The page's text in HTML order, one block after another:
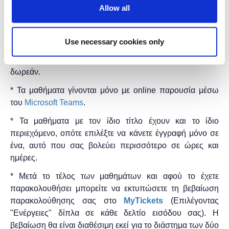
Allow all
Use necessary cookies only
την πρακτική εξάσκηση των συμμετεχόντων.
Διάρκεια προγράμματος:2 ώρες.
Η εκδήλωση γίνεταιμε την υποστήριξη της
"MicrosoftHellas"και ησυμμετοχή για το κοινό είναι
δωρεάν.
* Τα μαθήματα γίνονται μόνο με online παρουσία μέσω
του Microsoft Teams.
* Τα μαθήματα με τον ίδιο τίτλο έχουν και το ίδιο
περιεχόμενο, οπότε επιλέξτε να κάνετε έγγραφή μόνο σε
ένα, αυτό που σας βολεύει περισσότερο σε ώρες και
ημέρες.
* Μετά το τέλος των μαθημάτων και αφού το έχετε
παρακολουθήσει μπορείτε να εκτυπώσετε τη βεβαίωση
παρακολούθησης ​σας στο
MyTickets (Επιλέγοντας
"Ενέργειες" δίπλα σε κάθε δελτίο εισόδου σας). Η
βεβαίωση θα είναι διαθέσιμη εκεί για το διάστημα των δύο